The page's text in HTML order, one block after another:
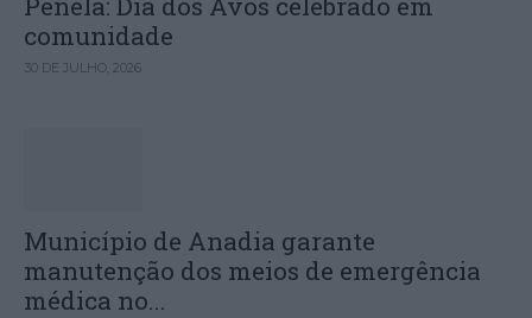
comunidade
30 DE JULHO, 2026
Município de Anadia garante
manutenção dos meios de emergência
médica no...